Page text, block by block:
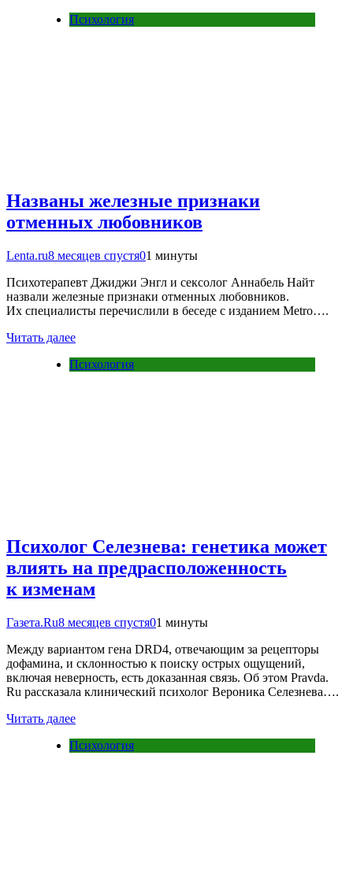
Психология
Названы железные признаки
отменных любовников
Lenta.ru8 месяцев спустя01 минуты
Психотерапевт Джиджи Энгл и сексолог Аннабель Найт
назвали железные признаки отменных любовников.
Их специалисты перечислили в беседе с изданием Metro….
Читать далее
Психология
Психолог Селезнева: генетика может
влиять на предрасположенность
к изменам
Газета.Ru8 месяцев спустя01 минуты
Между вариантом гена DRD4, отвечающим за рецепторы
дофамина, и склонностью к поиску острых ощущений,
включая неверность, есть доказанная связь. Об этом Pravda.
Ru рассказала клинический психолог Вероника Селезнева….
Читать далее
Психология